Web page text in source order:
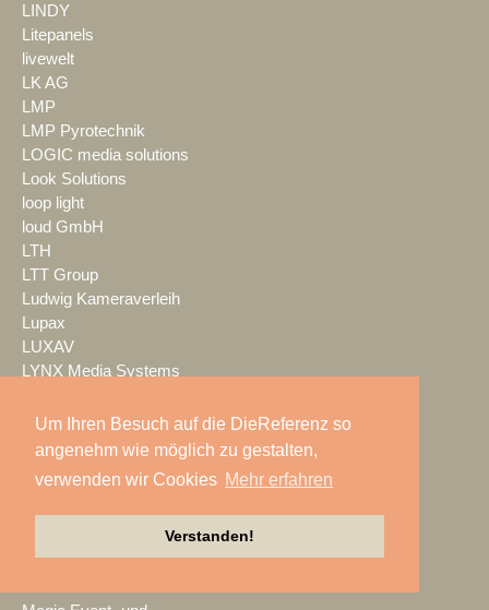
Um Ihren Besuch auf die DieReferenz so
angenehm wie möglich zu gestalten,
verwenden wir Cookies Mehr erfahren
Verstanden!
LINDY
Litepanels
livewelt
LK AG
LMP
LMP Pyrotechnik
LOGIC media solutions
Look Solutions
loop light
loud GmbH
LTH
LTT Group
Ludwig Kameraverleih
Lupax
LUXAV
LYNX Media Systems
MA Lighting
mac. brand spaces
Mackie
macom
Mäding